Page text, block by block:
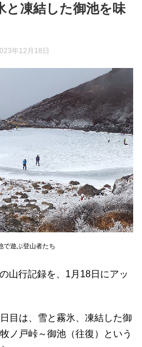
と凍結した御池を味
年12月18日
で遊ぶ登山者たち
行記録を、1月18日にアッ
目は、雪と霧氷、凍結した御
ノ戸峠～御池（往復）という